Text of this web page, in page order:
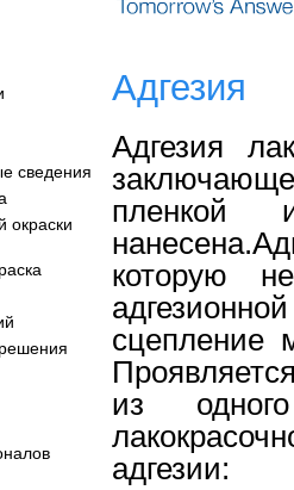
сведения
окраски
Адгезия
Адгезия
пленкой
которую
сцепление
из
адгезии: